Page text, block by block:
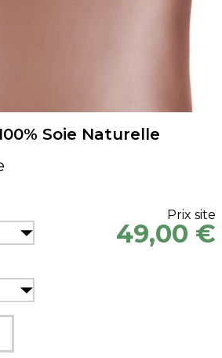
Soie Naturelle
Prix site
49,00 €